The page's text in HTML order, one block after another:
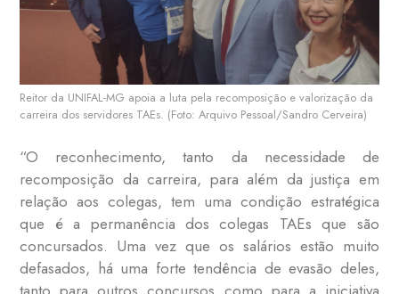
Reitor da UNIFAL-MG apoia a luta pela recomposição e valorização da
carreira dos servidores TAEs. (Foto: Arquivo Pessoal/Sandro Cerveira)
“O reconhecimento, tanto da necessidade de
recomposição da carreira, para além da justiça em
relação aos colegas, tem uma condição estratégica
que é a permanência dos colegas TAEs que são
concursados. Uma vez que os salários estão muito
defasados, há uma forte tendência de evasão deles,